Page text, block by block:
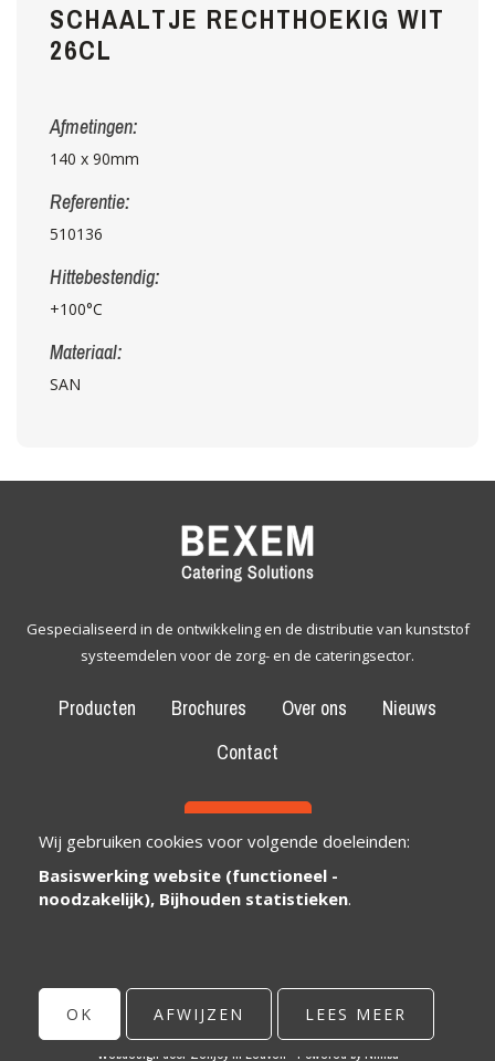
SCHAALTJE RECHTHOEKIG WIT
26CL
Afmetingen:
140 x 90mm
Referentie:
510136
Hittebestendig:
+100°C
Materiaal:
SAN
Gespecialiseerd in de ontwikkeling en de distributie van kunststof
systeemdelen voor de zorg- en de cateringsector.
Producten Brochures Over ons
Nieuws
Contact
Bexem Catering Solutions
Maatschappelijke zetel
© Copyright 2026 | Bexem • Alle rechten voorbehouden •
Webdesign door Zenjoy in Leuven
Powered by Nimbu
Wij gebruiken cookies voor volgende doeleinden:
Basiswerking website (functioneel -
noodzakelijk), Bijhouden statistieken.
OK AFWIJZEN LEES MEER